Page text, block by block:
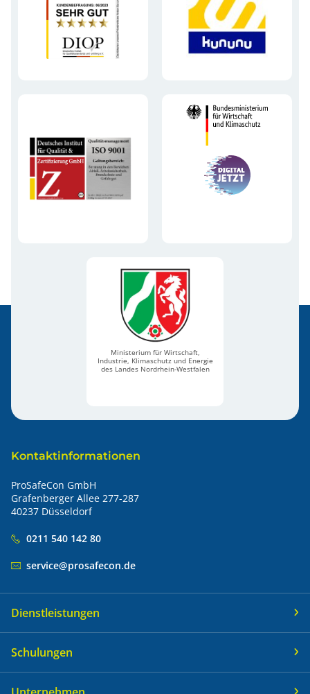
Ministerium für Wirtschaft,
Industrie, Klimaschutz und Energie
des Landes Nordrhein-Westfalen
Kontaktinformationen
ProSafeCon GmbH
Grafenberger Allee 277-287
40237 Düsseldorf
0211 540 142 80
service@prosafecon.de
Dienstleistungen
Schulungen